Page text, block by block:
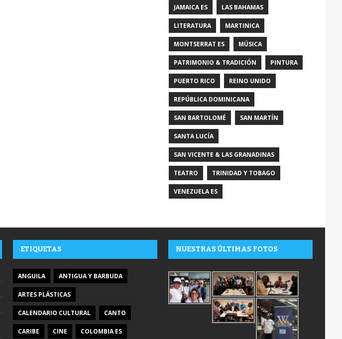
JAMAICA ES LAS BAHAMAS
LITERATURA MARTINICA
MONTSERRAT ES MÚSICA
PATRIMONIO & TRADICIÓN PINTURA
PUERTO RICO REINO UNIDO
REPÚBLICA DOMINICANA
SAN BARTOLOMÉ SAN MARTÍN
SANTA LUCÍA
SAN VICENTE & LAS GRANADINAS
TEATRO TRINIDAD Y TOBAGO
VENEZUELA ES
ETIQUETAS
ANGUILA ANTIGUA Y BARBUDA
ARTES PLÁSTICAS
CALENDARIO CULTURAL CANTO
CARIBE CINE COLOMBIA ES
NUESTRAS ÚLTIMAS FOTOS